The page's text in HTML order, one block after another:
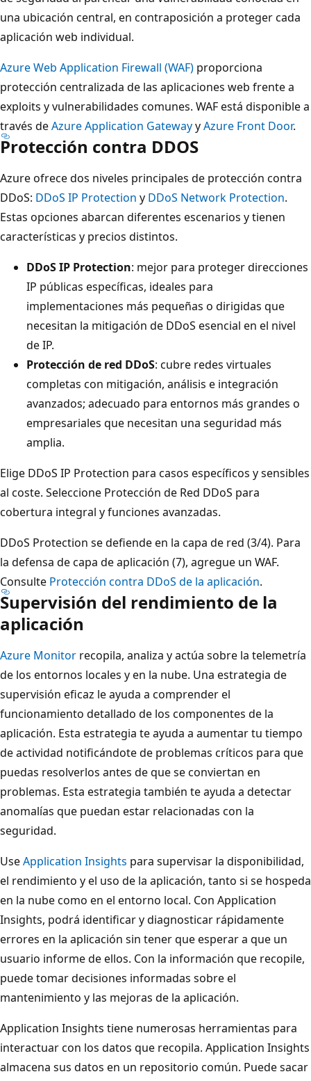
una ubicación central, en contraposición a proteger cada
aplicación web individual.
Azure Web Application Firewall (WAF) proporciona
protección centralizada de las aplicaciones web frente a
exploits y vulnerabilidades comunes. WAF está disponible a
través deAzure Application GatewayyAzure Front Door.
Protección contra DDOS
Azure ofrece dos niveles principales de protección contra
DDoS: DDoS IP Protection y DDoS Network Protection.
Estas opciones abarcan diferentes escenarios y tienen
características y precios distintos.
DDoS IP Protection: mejor para proteger direcciones
IP públicas específicas, ideales para
implementaciones más pequeñas o dirigidas que
necesitan la mitigación de DDoS esencial en el nivel
de IP.
Protección de red DDoS: cubre redes virtuales
completas con mitigación, análisis e integración
avanzados; adecuado para entornos más grandes o
empresariales que necesitan una seguridad más
amplia.
Elige DDoS IP Protection para casos específicos y sensibles
al coste. Seleccione Protección de Red DDoS para
cobertura integral y funciones avanzadas.
DDoS Protection se defiende en la capa de red (3/4). Para
la defensa de capa de aplicación (7), agregue un WAF.
Consulte Protección contra DDoS de la aplicación.
Supervisión del rendimiento de la
aplicación
Azure Monitor recopila, analiza y actúa sobre la telemetría
de los entornos locales y en la nube. Una estrategia de
supervisión eficaz le ayuda a comprender el
funcionamiento detallado de los componentes de la
aplicación. Esta estrategia te ayuda a aumentar tu tiempo
de actividad notificándote de problemas críticos para que
puedas resolverlos antes de que se conviertan en
problemas. Esta estrategia también te ayuda a detectar
anomalías que puedan estar relacionadas con la
seguridad.
UseApplication Insights para supervisar la disponibilidad,
el rendimiento y el uso de la aplicación, tanto si se hospeda
en la nube como en el entorno local. Con Application
Insights, podrá identificar y diagnosticar rápidamente
errores en la aplicación sin tener que esperar a que un
usuario informe de ellos. Con la información que recopile,
puede tomar decisiones informadas sobre el
mantenimiento y las mejoras de la aplicación.
Application Insights tiene numerosas herramientas para
interactuar con los datos que recopila. Application Insights
almacena sus datos en un repositorio común. Puede sacar